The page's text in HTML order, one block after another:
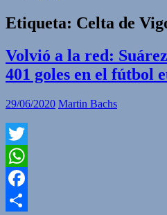
Etiqueta: Celta de
Volvió a la red:
401 goles en el fútbol
29/06/2020 Martin Bachs
Twitter
WhatsApp
Facebook